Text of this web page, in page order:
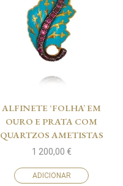
ALFINETE ‘FOLHA’ EM
OURO E PRATA COM
QUARTZOS AMETISTAS
1 200,00 €
ADICIONAR